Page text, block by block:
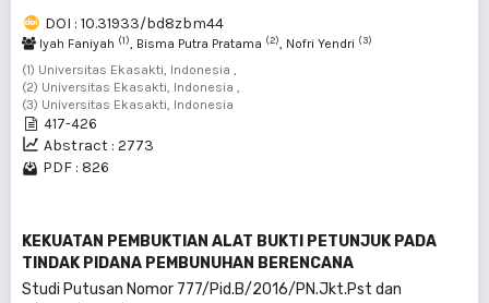
DOI : 10.31933/bd8zbm44
Iyah Faniyah (1), Bisma Putra Pratama (2), Nofri Yendri (3)
(1) Universitas Ekasakti, Indonesia ,
(2) Universitas Ekasakti, Indonesia ,
(3) Universitas Ekasakti, Indonesia
417-426
Abstract : 2773
PDF : 826
KEKUATAN PEMBUKTIAN ALAT BUKTI PETUNJUK PADA
TINDAK PIDANA PEMBUNUHAN BERENCANA
Studi Putusan Nomor 777/Pid.B/2016/PN.Jkt.Pst dan